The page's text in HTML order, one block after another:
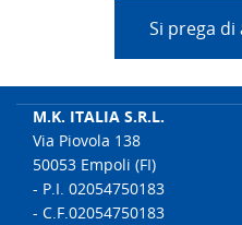
Si prega
M.K. ITALIA S.R.L.
Via Piovola 138
50053 Empoli (FI)
- P.I. 02054750183
- C.F.02054750183